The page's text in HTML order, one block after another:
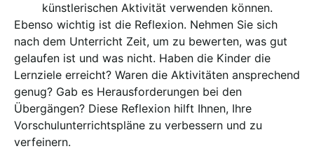
künstlerischen Aktivität verwenden können.
Ebenso wichtig ist die Reflexion. Nehmen Sie sich
nach dem Unterricht Zeit, um zu bewerten, was gut
gelaufen ist und was nicht. Haben die Kinder die
Lernziele erreicht? Waren die Aktivitäten ansprechend
genug? Gab es Herausforderungen bei den
Übergängen? Diese Reflexion hilft Ihnen, Ihre
Vorschulunterrichtspläne zu verbessern und zu
verfeinern.